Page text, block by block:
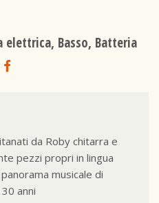
elettrica, Basso, Batteria
da Roby chitarra e
pezzi propri in lingua
musicale di
anni